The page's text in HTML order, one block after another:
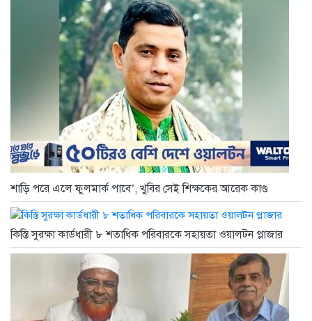
শাড়ি পরে এলে ফুলমার্ক পাবে’, খুবির সেই শিক্ষকের আরেক কাণ্ড
কিস্তি সুরক্ষা কার্ডধারী ৮ শতাধিক পরিবারকে সহায়তা ওয়ালটন প্লাজার